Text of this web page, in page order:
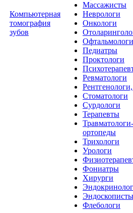
Компьютерная
томография
зубов
Массажисты
Неврологи
Онкологи
Офтальмологи
Педиатры
Проктологи
Ревматологи
Стоматологи
Сурдологи
Терапевты
Травматологи-
ортопеды
Трихологи
Урологи
Фониатры
Хирурги
Эндоскописты
Флебологи